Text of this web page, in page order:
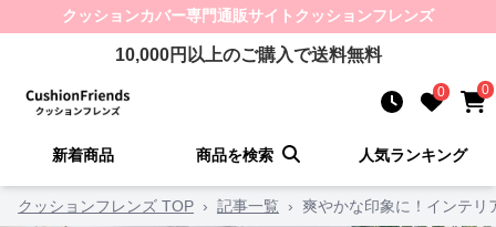
クッションカバー専門通販サイト クッションフレンズ
10,000円以上のご購入で送料無料
0 0
新着商品 商品を検索 人気ランキング
クッションフレンズ TOP › 記事一覧 › 爽やかな印象に！インテリ